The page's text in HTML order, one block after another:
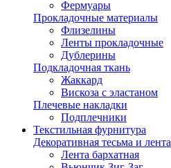
Фермуары
Прокладочные материалы
Флизелины
Ленты прокладочные
Дублерины
Подкладочная ткань
Жаккард
Вискоза с эластаном
Плечевые накладки
Подплечники
Текстильная фурнитура
Декоративная тесьма и лента
Лента бархатная